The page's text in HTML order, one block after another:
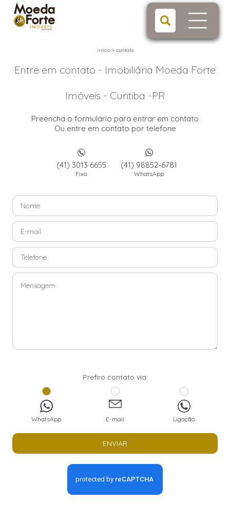
início> contato
Entre em contato - Imobiliária Moeda Forte
Imóveis - Curitiba -PR
Preencha o formulário para entrar em contato
Ou entre em contato por telefone
(41) 3013 6655
Fixo
(41) 98852-6781
WhatsApp
Prefiro contato via:
WhatsApp E-mail Ligação
ENVIAR